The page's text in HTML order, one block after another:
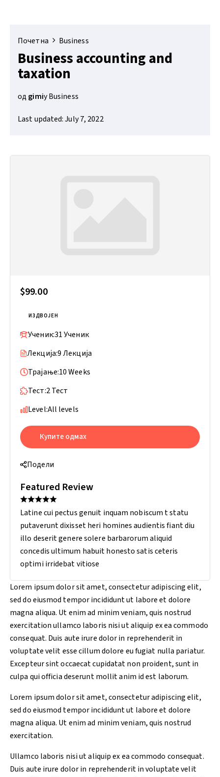
Почетна Business
Business accounting and
taxation
од gimiуBusiness
Last updated: July 7, 2022
Lorem ipsum dolor sit amet, consectetur adipiscing elit,
sed do eiusmod tempor incididunt ut labore et dolore
magna aliqua. Ut enim ad minim veniam, quis nostrud
exercitation ullamco laboris nisi ut aliquip ex ea commodo
consequat. Duis aute irure dolor in reprehenderit in
voluptate velit esse cillum dolore eu fugiat nulla pariatur.
Excepteur sint occaecat cupidatat non proident, sunt in
culpa qui officia deserunt mollit anim id est laborum.
Lorem ipsum dolor sit amet, consectetur adipiscing elit,
sed do eiusmod tempor incididunt ut labore et dolore
magna aliqua. Ut enim ad minim veniam, quis nostrud
exercitation.
Ullamco laboris nisi ut aliquip ex ea commodo consequat.
Duis aute irure dolor in reprehenderit in voluptate velit
$99.00
ИЗДВОЈЕН
Ученик:31 Ученик
Лекција:9 Лекција
Трајање:10 Weeks
Тест:2 Тест
Level:All levels
Купите одмах
Подели
Featured Review
Latine cui pectus genuit inquam nobiscum t statu
putaverunt dixisset heri homines audientis fiant diu
illo deserit genere solere barbarorum aliquid
concedis ultimum habuit honesto satis ceteris
optimi irridebat vitiose